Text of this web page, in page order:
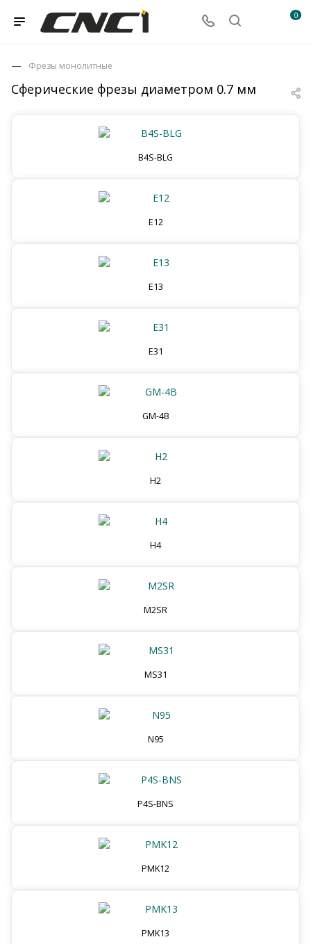
0
Сферические фрезы диаметром 0.7 мм
Фрезы монолитные
B4S-BLG
E12
E13
E31
GM-4B
H2
H4
M2SR
MS31
N95
P4S-BNS
PMK12
PMK13